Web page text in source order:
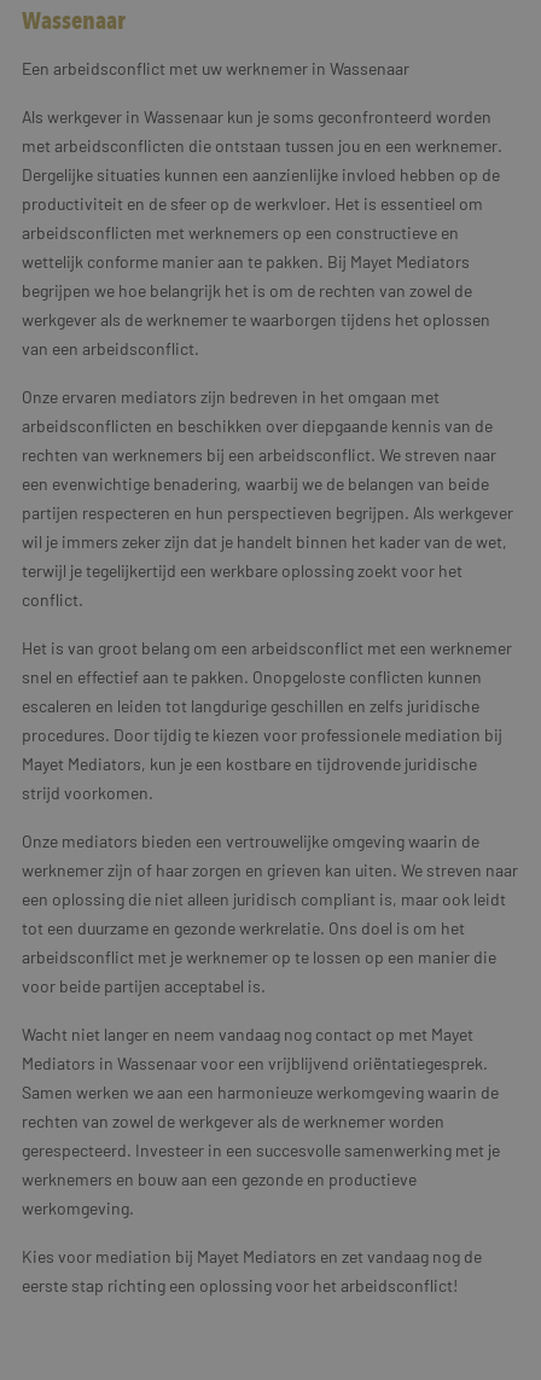
Wassenaar
Een arbeidsconflict met uw werknemer in Wassenaar
Als werkgever in Wassenaar kun je soms geconfronteerd worden
met arbeidsconflicten die ontstaan tussen jou en een werknemer.
Dergelijke situaties kunnen een aanzienlijke invloed hebben op de
productiviteit en de sfeer op de werkvloer. Het is essentieel om
arbeidsconflicten met werknemers op een constructieve en
wettelijk conforme manier aan te pakken. Bij Mayet Mediators
begrijpen we hoe belangrijk het is om de rechten van zowel de
werkgever als de werknemer te waarborgen tijdens het oplossen
van een arbeidsconflict.
Onze ervaren mediators zijn bedreven in het omgaan met
arbeidsconflicten en beschikken over diepgaande kennis van de
rechten van werknemers bij een arbeidsconflict. We streven naar
een evenwichtige benadering, waarbij we de belangen van beide
partijen respecteren en hun perspectieven begrijpen. Als werkgever
wil je immers zeker zijn dat je handelt binnen het kader van de wet,
terwijl je tegelijkertijd een werkbare oplossing zoekt voor het
conflict.
Het is van groot belang om een arbeidsconflict met een werknemer
snel en effectief aan te pakken. Onopgeloste conflicten kunnen
escaleren en leiden tot langdurige geschillen en zelfs juridische
procedures. Door tijdig te kiezen voor professionele mediation bij
Mayet Mediators, kun je een kostbare en tijdrovende juridische
strijd voorkomen.
Onze mediators bieden een vertrouwelijke omgeving waarin de
werknemer zijn of haar zorgen en grieven kan uiten. We streven naar
een oplossing die niet alleen juridisch compliant is, maar ook leidt
tot een duurzame en gezonde werkrelatie. Ons doel is om het
arbeidsconflict met je werknemer op te lossen op een manier die
voor beide partijen acceptabel is.
Wacht niet langer en neem vandaag nog contact op met Mayet
Mediators in Wassenaar voor een vrijblijvend oriëntatiegesprek.
Samen werken we aan een harmonieuze werkomgeving waarin de
rechten van zowel de werkgever als de werknemer worden
gerespecteerd. Investeer in een succesvolle samenwerking met je
werknemers en bouw aan een gezonde en productieve
werkomgeving.
Kies voor mediation bij Mayet Mediators en zet vandaag nog de
eerste stap richting een oplossing voor het arbeidsconflict!